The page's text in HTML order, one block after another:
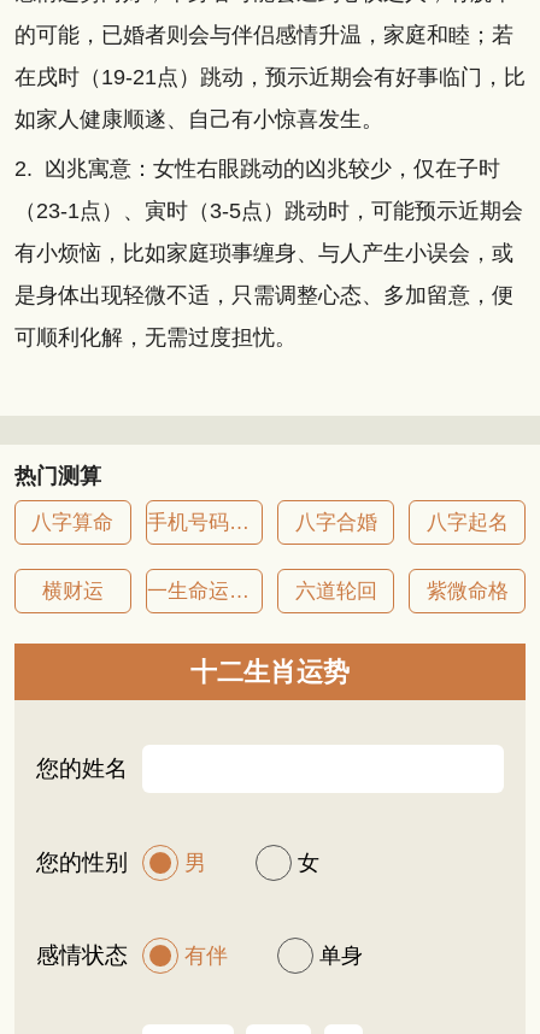
的可能，已婚者则会与伴侣感情升温，家庭和睦；若
在戌时（19-21点）跳动，预示近期会有好事临门，比
如家人健康顺遂、自己有小惊喜发生。
2. 凶兆寓意：女性右眼跳动的凶兆较少，仅在子时
（23-1点）、寅时（3-5点）跳动时，可能预示近期会
有小烦恼，比如家庭琐事缠身、与人产生小误会，或
是身体出现轻微不适，只需调整心态、多加留意，便
可顺利化解，无需过度担忧。
热门测算
八字算命 手机号码吉凶 八字合婚 八字起名
横财运 一生命运详批 六道轮回 紫微命格
十二生肖运势
您的姓名
您的性别 男 女
感情状态 有伴 单身